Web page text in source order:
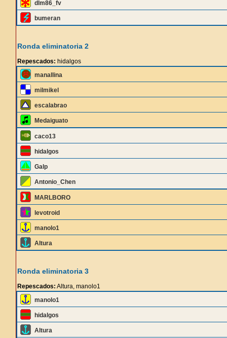
dlm86_fv
bumeran
Ronda eliminatoria 2
Repescados: hidalgos
manallina
milmikel
escalabrao
Medaiguato
caco13
hidalgos
Galp
Antonio_Chen
MARLBORO
levotroid
manolo1
Altura
Ronda eliminatoria 3
Repescados: Altura, manolo1
manolo1
hidalgos
Altura